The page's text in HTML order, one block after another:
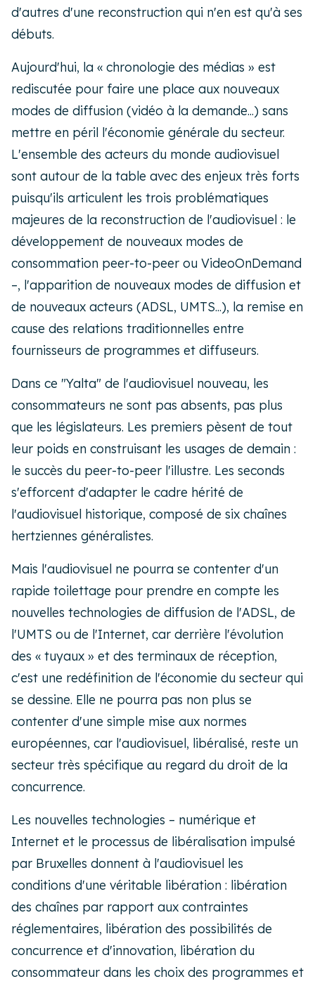
d'autres d'une reconstruction qui n'en est qu'à ses
débuts.
Aujourd'hui, la « chronologie des médias » est
rediscutée pour faire une place aux nouveaux
modes de diffusion (vidéo à la demande...) sans
mettre en péril l'économie générale du secteur.
L'ensemble des acteurs du monde audiovisuel
sont autour de la table avec des enjeux très forts
puisqu'ils articulent les trois problématiques
majeures de la reconstruction de l'audiovisuel : le
développement de nouveaux modes de
consommation peer-to-peer ou VideoOnDemand
–, l'apparition de nouveaux modes de diffusion et
de nouveaux acteurs (ADSL, UMTS...), la remise en
cause des relations traditionnelles entre
fournisseurs de programmes et diffuseurs.
Dans ce "Yalta" de l'audiovisuel nouveau, les
consommateurs ne sont pas absents, pas plus
que les législateurs. Les premiers pèsent de tout
leur poids en construisant les usages de demain :
le succès du peer-to-peer l'illustre. Les seconds
s'efforcent d'adapter le cadre hérité de
l'audiovisuel historique, composé de six chaînes
hertziennes généralistes.
Mais l'audiovisuel ne pourra se contenter d'un
rapide toilettage pour prendre en compte les
nouvelles technologies de diffusion de l'ADSL, de
l'UMTS ou de l'Internet, car derrière l'évolution
des « tuyaux » et des terminaux de réception,
c'est une redéfinition de l'économie du secteur qui
se dessine. Elle ne pourra pas non plus se
contenter d'une simple mise aux normes
européennes, car l'audiovisuel, libéralisé, reste un
secteur très spécifique au regard du droit de la
concurrence.
Les nouvelles technologies – numérique et
Internet et le processus de libéralisation impulsé
par Bruxelles donnent à l'audiovisuel les
conditions d'une véritable libération : libération
des chaînes par rapport aux contraintes
réglementaires, libération des possibilités de
concurrence et d'innovation, libération du
consommateur dans les choix des programmes et